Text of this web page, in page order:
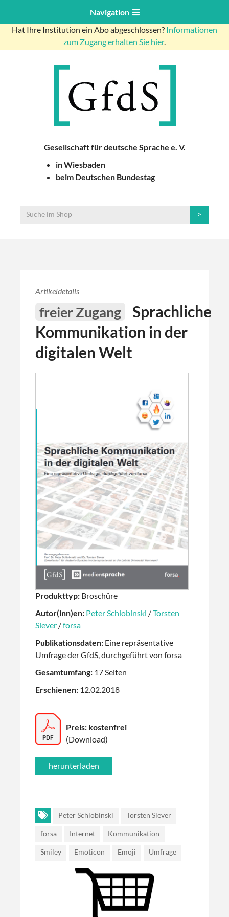
Navigation
Hat Ihre Institution ein Abo abgeschlossen? Informationen
zum Zugang erhalten Sie hier.
Gesellschaft für deutsche Sprache e. V.
in Wiesbaden
beim Deutschen Bundestag
Artikeldetails
freier Zugang
Sprachliche
Kommunikation in der
digitalen Welt
Produkttyp: Broschüre
Autor(inn)en: Peter Schlobinski /Torsten
Siever /forsa
Publikationsdaten: Eine repräsentative
Umfrage der GfdS, durchgeführt von forsa
Gesamtumfang: 17 Seiten
Erschienen: 12.02.2018
Preis: kostenfrei
(Download)
Peter Schlobinski Torsten Siever
forsa Internet Kommunikation
Smiley Emoticon Emoji Umfrage